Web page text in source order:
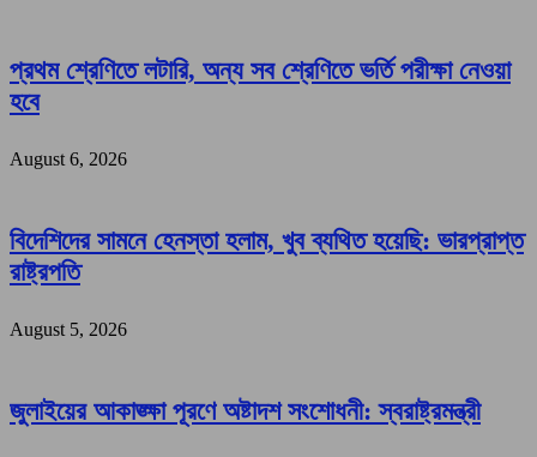
প্রথম শ্রেণিতে লটারি, অন্য সব শ্রেণিতে ভর্তি পরীক্ষা নেওয়া
হবে
August 6, 2026
বিদেশিদের সামনে হেনস্তা হলাম, খুব ব্যথিত হয়েছি: ভারপ্রাপ্ত
রাষ্ট্রপতি
August 5, 2026
জুলাইয়ের আকাঙ্ক্ষা পূরণে অষ্টাদশ সংশোধনী: স্বরাষ্ট্রমন্ত্রী